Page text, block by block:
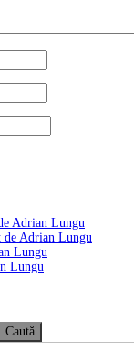
Adrian Lungu
de Adrian Lungu
Lungu
Lungu